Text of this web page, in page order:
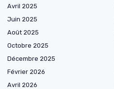
Avril 2025
Juin 2025
Août 2025
Octobre 2025
Décembre 2025
Février 2026
Avril 2026